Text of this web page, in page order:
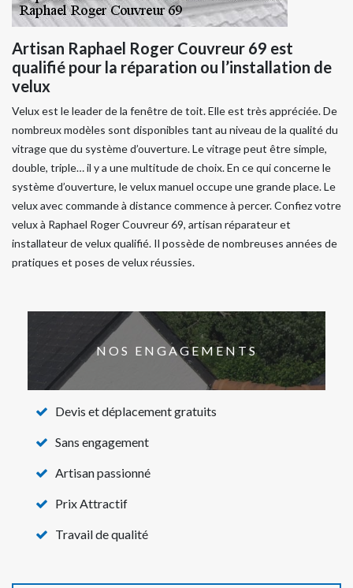
Artisan Raphael Roger Couvreur 69 est
qualifié pour la réparation ou l’installation de
velux
Velux est le leader de la fenêtre de toit. Elle est très appréciée. De
nombreux modèles sont disponibles tant au niveau de la qualité du
vitrage que du système d’ouverture. Le vitrage peut être simple,
double, triple… il y a une multitude de choix. En ce qui concerne le
système d’ouverture, le velux manuel occupe une grande place. Le
velux avec commande à distance commence à percer. Confiez votre
velux à Raphael Roger Couvreur 69, artisan réparateur et
installateur de velux qualifié. Il possède de nombreuses années de
pratiques et poses de velux réussies.
NOS ENGAGEMENTS
Devis et déplacement gratuits
Sans engagement
Artisan passionné
Prix Attractif
Travail de qualité